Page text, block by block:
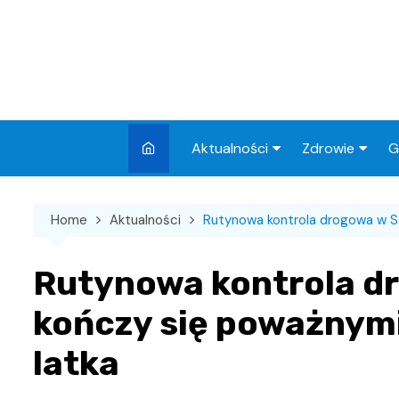
Aktualności
Wydarzenia
Kronika policyjna
Sport
Zdrowie
Szpital
Sklepy
Home Aktualności Rutynowa kontrola drogowa w
Rutynowa kontrola
kończy się
latka